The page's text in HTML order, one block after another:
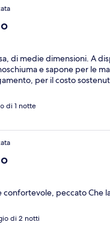
di medie dimensioni. A
e sapone per le
per il costo
di 1 notte
peccato Che
di 2 notti